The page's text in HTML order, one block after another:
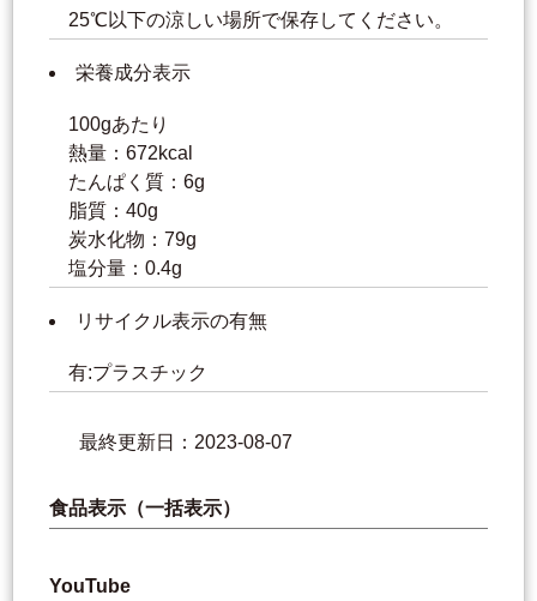
25℃以下の涼しい場所で保存してください。
栄養成分表示
100gあたり
熱量：672kcal
たんぱく質：6g
脂質：40g
炭水化物：79g
塩分量：0.4g
リサイクル表示の有無
有:プラスチック
最終更新日：2023-08-07
食品表示（一括表示）
YouTube